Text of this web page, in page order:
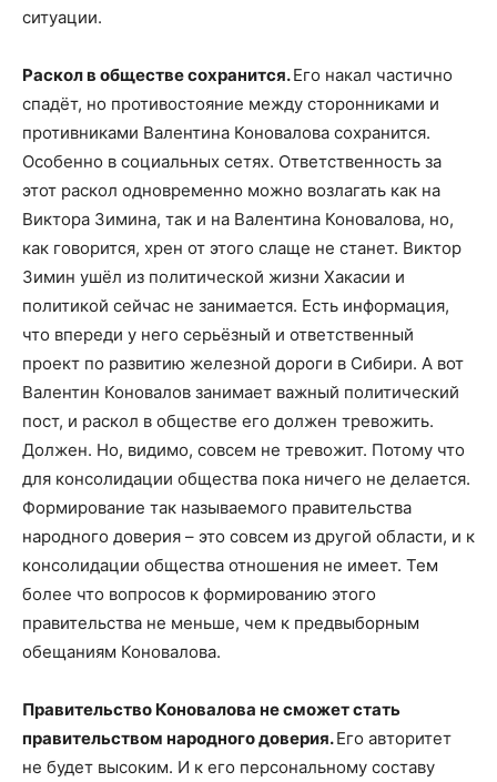
ситуации.
Раскол в обществе сохранится.Его накал частично
спадёт, но противостояние между сторонниками и
противниками Валентина Коновалова сохранится.
Особенно в социальных сетях. Ответственность за
этот раскол одновременно можно возлагать как на
Виктора Зимина, так и на Валентина Коновалова, но,
как говорится, хрен от этого слаще не станет. Виктор
Зимин ушёл из политической жизни Хакасии и
политикой сейчас не занимается. Есть информация,
что впереди у него серьёзный и ответственный
проект по развитию железной дороги в Сибири. А вот
Валентин Коновалов занимает важный политический
пост, и раскол в обществе его должен тревожить.
Должен. Но, видимо, совсем не тревожит. Потому что
для консолидации общества пока ничего не делается.
Формирование так называемого правительства
народного доверия – это совсем из другой области, и к
консолидации общества отношения не имеет. Тем
более что вопросов к формированию этого
правительства не меньше, чем к предвыборным
обещаниям Коновалова.
Правительство Коновалова не сможет стать
правительством народного доверия.Его авторитет
не будет высоким. И к его персональному составу